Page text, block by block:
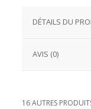
DÉTAILS DU
AVIS (0)
16 AUTRES